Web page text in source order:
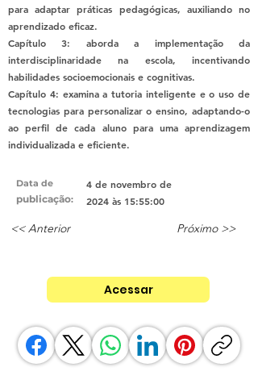
para adaptar práticas pedagógicas, auxiliando no
aprendizado eficaz.
Capítulo 3: aborda a implementação da
interdisciplinaridade na escola, incentivando
habilidades socioemocionais e cognitivas.
Capítulo 4: examina a tutoria inteligente e o uso de
tecnologias para personalizar o ensino, adaptando-o
ao perfil de cada aluno para uma aprendizagem
individualizada e eficiente.
Data de
publicação:
4 de novembro de
2024 às 15:55:00
<< Anterior Próximo >>
Acessar